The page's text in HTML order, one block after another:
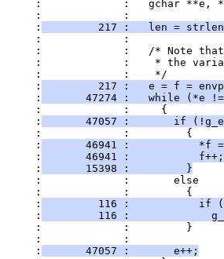
:             :   gchar **e,
:             :
:
217 :   len =
:             :
:             :   /* Note
:             :    * the
:             :    */
:
217 :   e = f =
:
47274 :   while (*e
:             :     {
:
47057 :       if
:             :         {
:
46941 :           *f
:
       46941 :           f++;
:
       15398 :         }
:             :       else
:             :         {
:
116 :           if
:
116 :
:             :         }
:             :
:
       47057 :       e++;